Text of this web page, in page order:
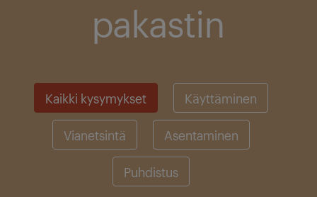
pakastin
Kaikki kysymykset Käyttäminen
Vianetsintä Asentaminen
Puhdistus